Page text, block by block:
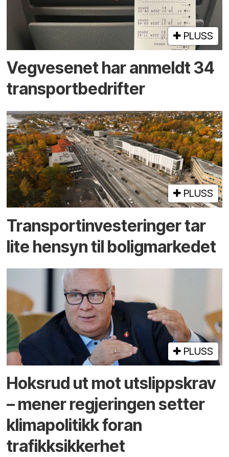
PLUSS
Vegvesenet har anmeldt 34
transportbedrifter
PLUSS
Transport­investeringer tar
lite hensyn til boligmarkedet
PLUSS
Hoksrud ut mot utslippskrav
– mener regjeringen setter
klimapolitikk foran
trafikksikkerhet